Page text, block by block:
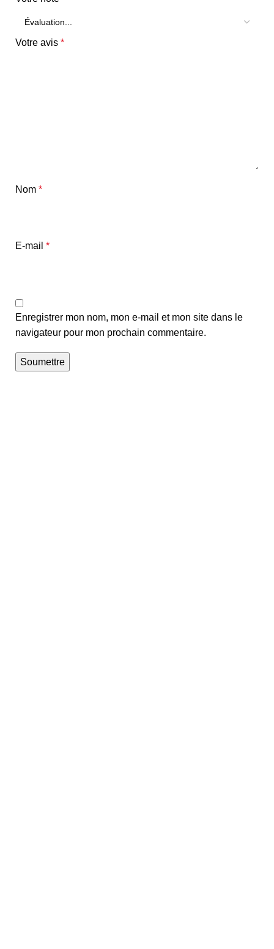
Votre avis *
Nom *
E-mail *
Enregistrer mon nom, mon e-mail et mon site dans le
navigateur pour mon prochain commentaire.